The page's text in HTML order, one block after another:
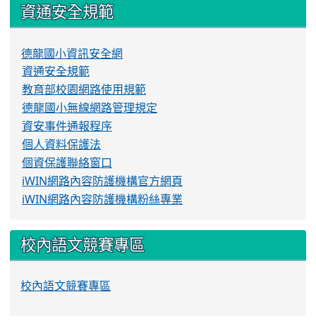
資通安全規範
德龍國小資訊安全網
資通安全規範
教育部校園網路使用規範
德龍國小無線網路管理規定
資安事件通報程序
個人資料保護法
個資保護聯絡窗口
iWIN網路內容防護機構官方網頁
iWIN網路內容防護機構粉絲專業
校內語文競賽專區
校內語文競賽專區